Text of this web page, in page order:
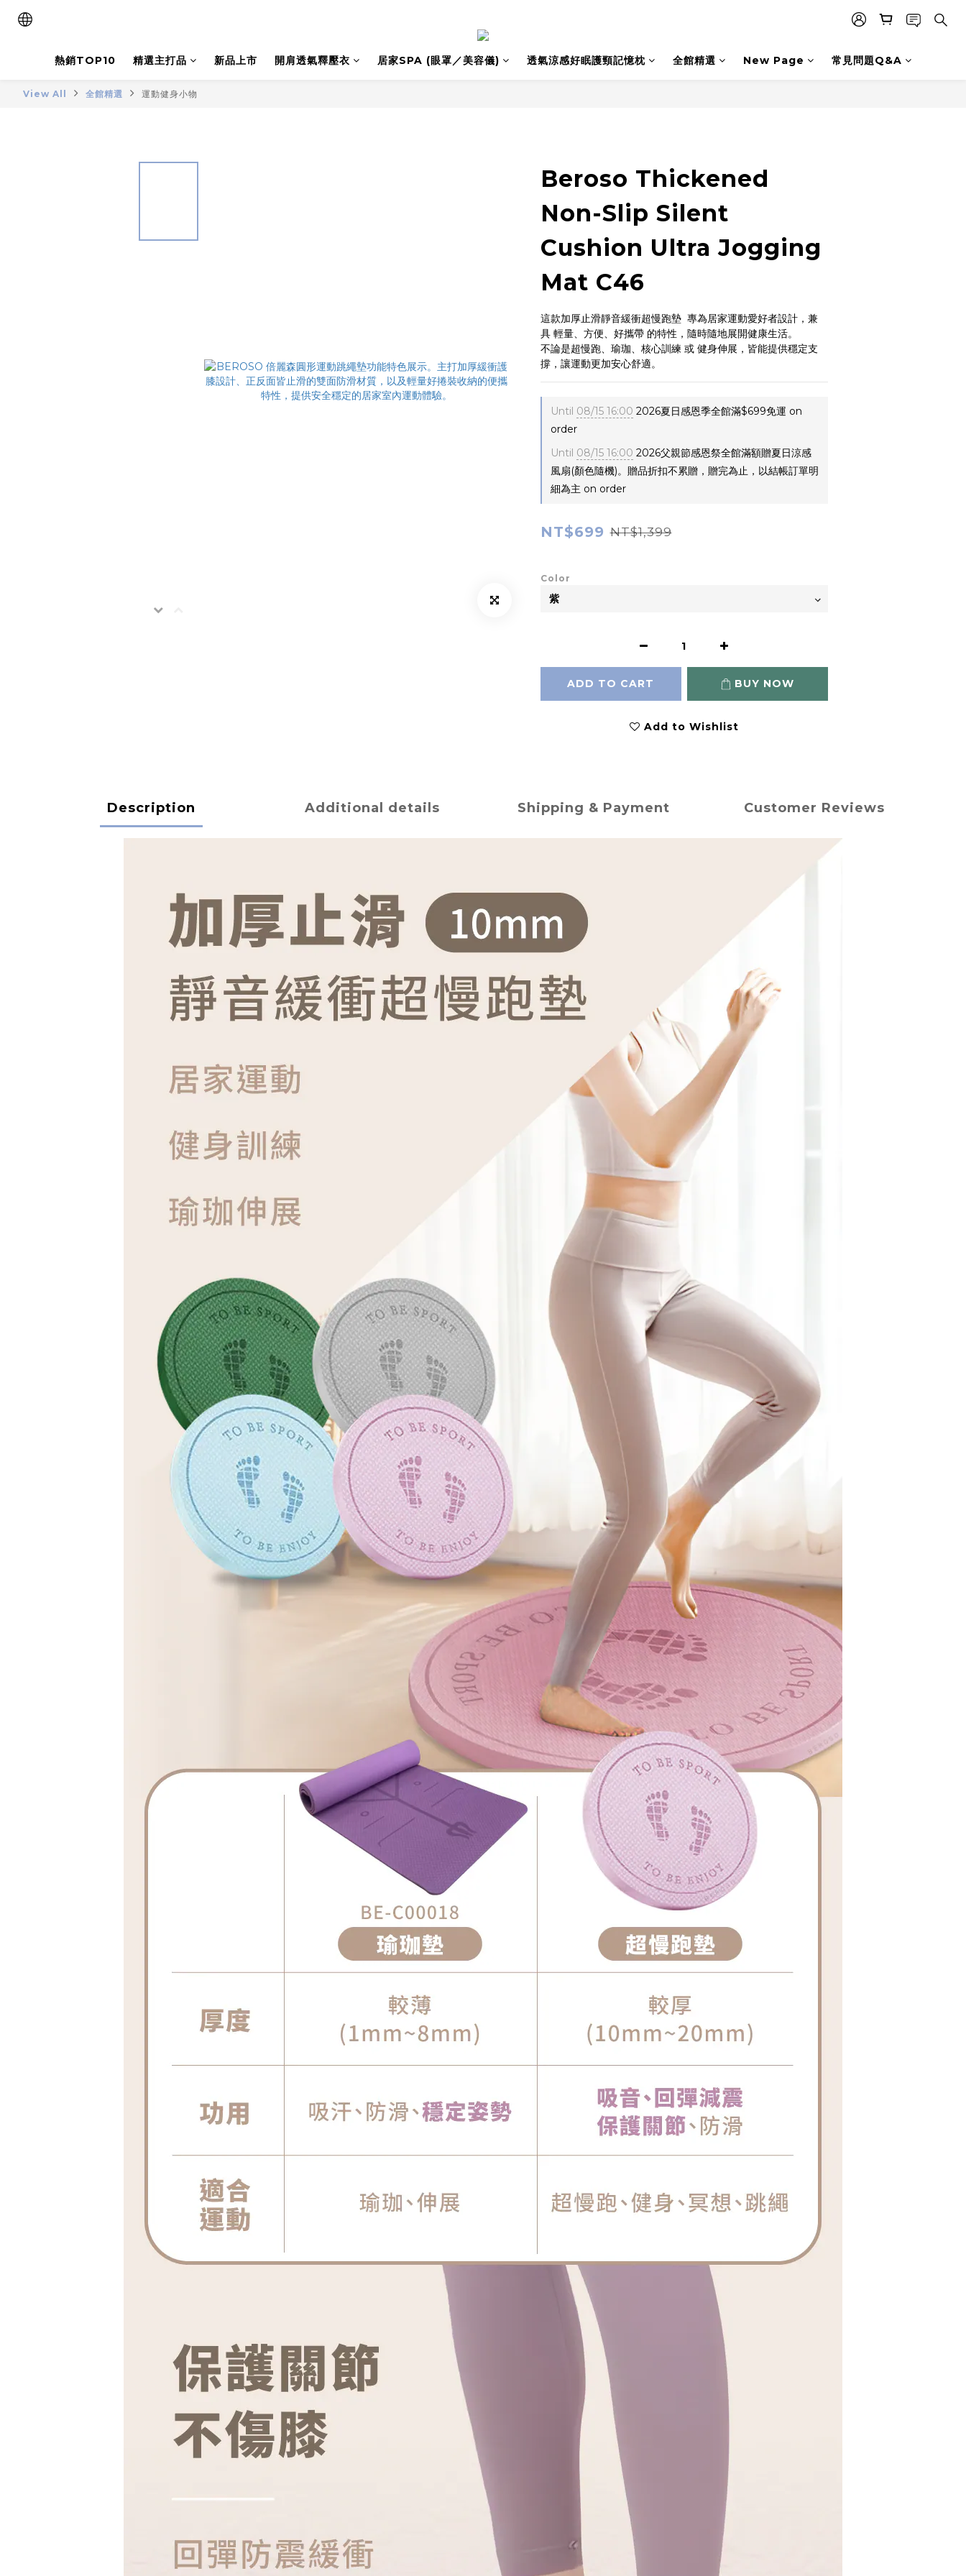
熱銷TOP10 精選主打品 新品上市 開肩透氣釋壓衣 居家SPA (眼罩／美容儀) 透氣涼感好眠護頸記憶枕 全館精選 New Page 常見問題Q&A
View All 全館精選 運動健身小物
Beroso Thickened
Non-Slip Silent
Cushion Ultra Jogging
Mat C46
這款加厚止滑靜音緩衝超慢跑墊  專為居家運動愛好者設計，兼
具 輕量、方便、好攜帶 的特性，隨時隨地展開健康生活。
不論是超慢跑、瑜珈、核心訓練 或 健身伸展，皆能提供穩定支
撐，讓運動更加安心舒適。
Until 08/15 16:00 2026夏日感恩季全館滿$699免運 on
order
Until 08/15 16:00 2026父親節感恩祭全館滿額贈夏日涼感
風扇(顏色隨機)。贈品折扣不累贈，贈完為止，以結帳訂單明
細為主 on order
NT$699 NT$1,399
Color
ADD TO CART BUY NOW
Add to Wishlist
Description Additional details Shipping & Payment Customer Reviews